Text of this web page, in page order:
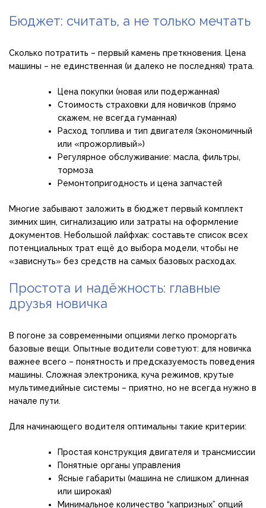
Бюджет: считать, а не только мечтать
Сколько потратить – первый камень преткновения. Цена
машины – не единственная (и далеко не последняя) трата.
Цена покупки (новая или подержанная)
Стоимость страховки для новичков (прямо
скажем, не всегда гуманная)
Расход топлива и тип двигателя (экономичный
или «прожорливый»)
Регулярное обслуживание: масла, фильтры,
тормоза
Ремонтопригодность и цена запчастей
Многие забывают заложить в бюджет первый комплект
зимних шин, сигнализацию или затраты на оформление
документов. Небольшой лайфхак: составьте список всех
потенциальных трат ещё до выбора модели, чтобы не
«зависнуть» без средств на самых базовых расходах.
Простота и надёжность: главные
друзья новичка
В погоне за современными опциями легко проморгать
базовые вещи. Опытные водители советуют: для новичка
важнее всего – понятность и предсказуемость поведения
машины. Сложная электроника, куча режимов, крутые
мультимедийные системы – приятно, но не всегда нужно в
начале пути.
Для начинающего водителя оптимальны такие критерии:
Простая конструкция двигателя и трансмиссии
Понятные органы управления
Ясные габариты (машина не слишком длинная
или широкая)
Минимальное количество “капризных” опций